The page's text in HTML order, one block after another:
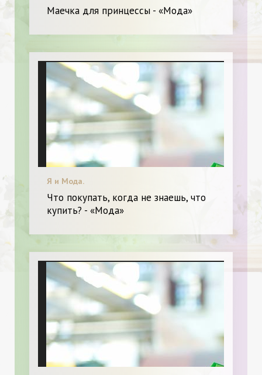
Маечка для принцессы - «Мода»
Я и Мода.
Что покупать, когда не знаешь, что
купить? - «Мода»